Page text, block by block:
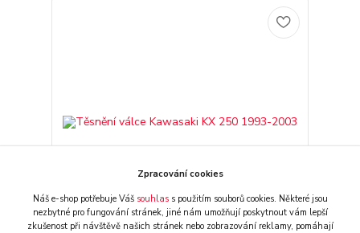
Zpracování cookies
Náš e-shop potřebuje Váš souhlass použitím souborů cookies. Některé jsou
nezbytné pro fungování stránek, jiné nám umožňují poskytnout vám lepší
zkušenost při návštěvě našich stránek nebo zobrazování reklamy, pomáhají